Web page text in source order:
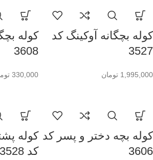
کوله بچگانه آوکینگ کد
3527
1,995,000 تومان
کوله
3608
330,000
کوله بچه دختر و پسر کد
3606
کوله
کد 3528